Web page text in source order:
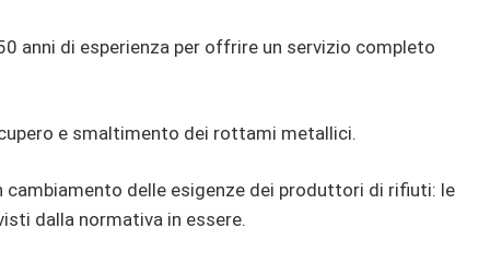
anni di esperienza per offrire un servizio completo
e smaltimento dei rottami metallici.
delle esigenze dei produttori di rifiuti: le
dalla normativa in essere.